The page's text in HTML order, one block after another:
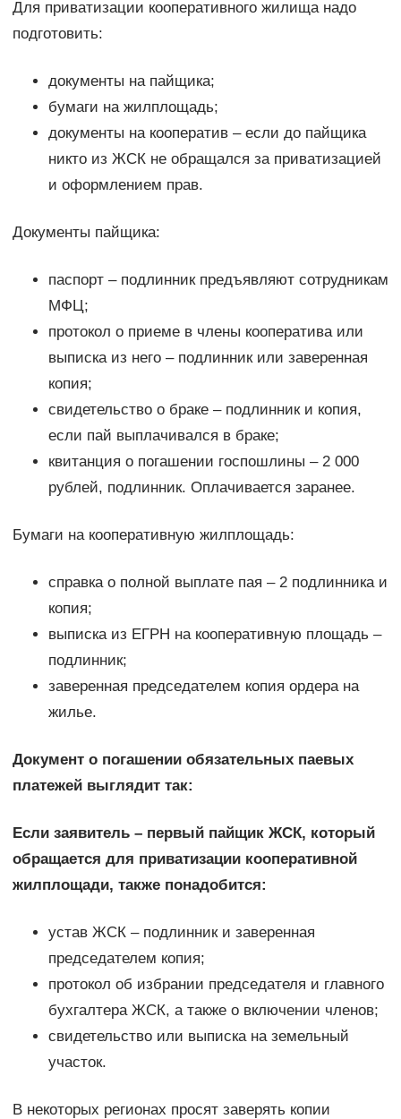
Для приватизации кооперативного жилища надо
подготовить:
документы на пайщика;
бумаги на жилплощадь;
документы на кооператив – если до пайщика
никто из ЖСК не обращался за приватизацией
и оформлением прав.
Документы пайщика:
паспорт – подлинник предъявляют сотрудникам
МФЦ;
протокол о приеме в члены кооператива или
выписка из него – подлинник или заверенная
копия;
свидетельство о браке – подлинник и копия,
если пай выплачивался в браке;
квитанция о погашении госпошлины – 2 000
рублей, подлинник. Оплачивается заранее.
Бумаги на кооперативную жилплощадь:
справка о полной выплате пая – 2 подлинника и
копия;
выписка из ЕГРН на кооперативную площадь –
подлинник;
заверенная председателем копия ордера на
жилье.
Документ о погашении обязательных паевых
платежей выглядит так:
Если заявитель – первый пайщик ЖСК, который
обращается для приватизации кооперативной
жилплощади, также понадобится:
устав ЖСК – подлинник и заверенная
председателем копия;
протокол об избрании председателя и главного
бухгалтера ЖСК, а также о включении членов;
свидетельство или выписка на земельный
участок.
В некоторых регионах просят заверять копии